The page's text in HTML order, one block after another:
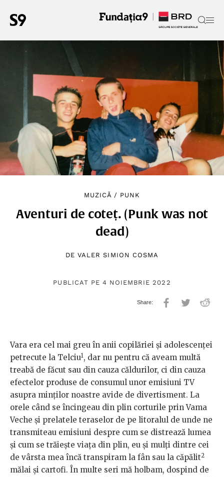
MUZICĂ / PUNK
Aventuri de coteț. (Punk was not
dead)
DEVALER SIMION COSMA
PUBLICAT PE 4 NOIEMBRIE 2022
Vara era cel mai greu în anii copilăriei și adolescenței
petrecute la Telciu1 , dar nu pentru că aveam multă
treabă de făcut sau din cauza căldurilor, ci din cauza
efectelor produse de consumul unor emisiuni TV
asupra minților noastre avide de divertisment. La
orele când se încingeau din plin corturile prin Vama
Veche și prelatele teraselor de pe litoralul de unde ne
transmiteau emisiuni despre cum se distrează lumea
și cum se trăiește viața din plin, eu și mulți dintre cei
de vârsta mea încă transpiram la fân sau la căpălit2
mălai și cartofi. În multe seri mă holbam, dospind de